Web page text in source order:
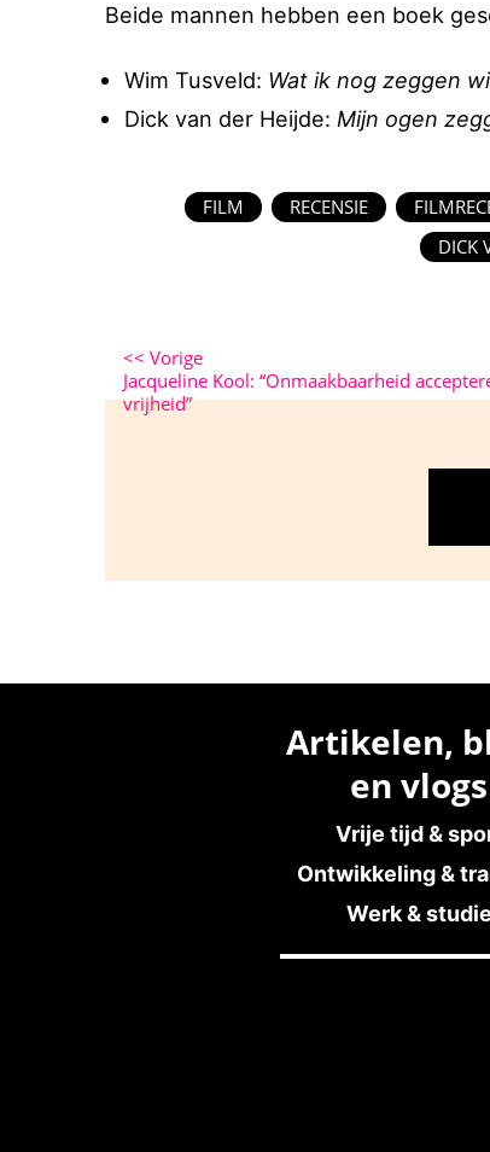
Beide mannen hebben een boek
Wim Tusveld: Wat ik nog zeggen
Dick van der Heijde: Mijn ogen
FILM RECENSIE
DICK
<< Vorige
Jacqueline Kool: “Onmaakbaarheid
vrijheid”
Artikelen,
en vlogs
Vrije tijd &
Ontwikkeling &
Werk & studie